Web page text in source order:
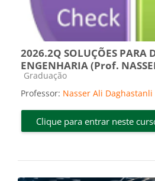
2026.2Q SOLUÇÕES PARA
ENGENHARIA (Prof.
Categoria do curso
Graduação
Professor: Nasser Ali Daghastanli
Clique para entrar neste